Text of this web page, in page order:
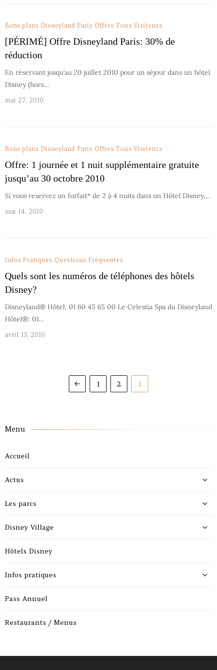
Bons plans Disneyland Paris Offres Tous Visiteurs
[PÉRIMÉ] Offre Disneyland Paris: 30% de
réduction
En réservant jusqu’au 20 juillet 2010 pour un séjour dans un hôtel
Disney (hors…
mai 27, 2010
Bons plans Disneyland Paris Offres Tous Visiteurs
Offre: 1 journée et 1 nuit supplémentaire gratuite
jusqu’au 30 octobre 2010
Si vous reservez un forfait* de 2 à 4 nuits dans un Hôtel Disney,…
mai 14, 2010
Infos Pratiques Questions Fréquentes
Quels sont les numéros de téléphones des hôtels
Disney?
Disneyland® Hôtel: 01 60 45 65 00 Le Celestia Spa du Disneyland
Hôtel®: 01…
avril 13, 2010
1 2 3
Menu
Accueil
Actus
Les parcs
Disney Village
Hôtels Disney
Infos pratiques
Pass Annuel
Restaurants / Menus